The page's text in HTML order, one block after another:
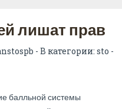
лишат прав
- В категории:sto -
балльной системы